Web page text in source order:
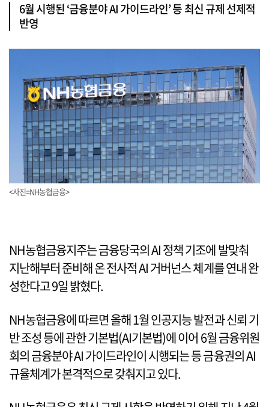
6월 시행된 ‘금융분야 AI 가이드라인’ 등 최신 규제 선제적
반영
<사진=NH농협금융>
NH농협금융지주는 금융당국의 AI 정책 기조에 발맞춰
지난해부터 준비해 온 전사적 AI 거버넌스 체계를 연내 완
성한다고 9일 밝혔다.
NH농협금융에 따르면 올해 1월 인공지능 발전과 신뢰 기
반 조성 등에 관한 기본법(AI기본법)에 이어 6월 금융위원
회의 금융분야 AI 가이드라인이 시행되는 등 금융권의 AI
규율체계가 본격적으로 갖춰지고 있다.